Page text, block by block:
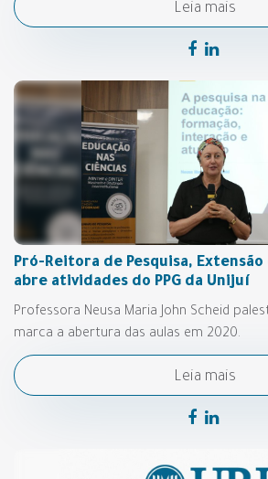
Leia mais
Pró-Reitora de Pesquisa, Extensão
abre atividades do PPG da Unijuí
Professora Neusa Maria John Scheid
marca a abertura das aulas em 2020.
Leia mais